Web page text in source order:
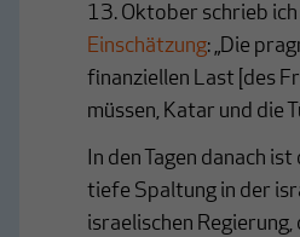
13. Oktober schrieb
Einschätzung: „Die
finanziellen Last [des
müssen, Katar und die
In den Tagen danach
tiefe Spaltung in der
israelischen